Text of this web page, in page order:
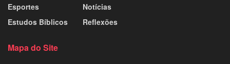
Esportes
Estudos Bíblicos
Notícias
Reflexões
Mapa do Site